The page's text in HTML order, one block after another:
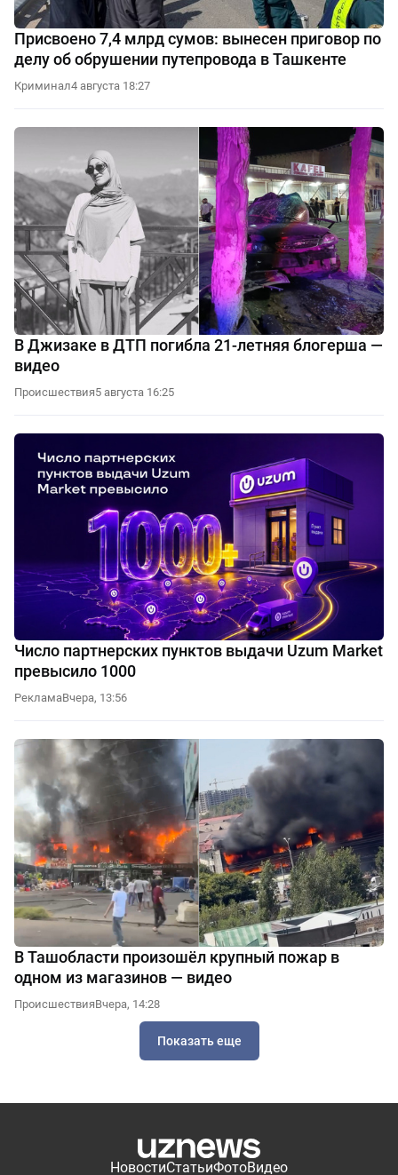
Присвоено 7,4 млрд сумов: вынесен приговор по
делу об обрушении путепровода в Ташкенте
Криминал4 августа 18:27
В Джизаке в ДТП погибла 21-летняя блогерша —
видео
Происшествия5 августа 16:25
Число партнерских пунктов выдачи Uzum Market
превысило 1000
РекламаВчера, 13:56
В Ташобласти произошёл крупный пожар в
одном из магазинов — видео
ПроисшествияВчера, 14:28
Показать еще
НовостиСтатьиФотоВидео